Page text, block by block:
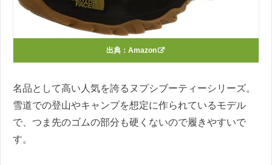
出典： Amazon
名品として高い人気を誇るヌプシブーティーシリーズ。
雪道での登山やキャンプを想定に作られているモデル
で、つま先のゴムの部分も硬くないので履きやすいで
す。